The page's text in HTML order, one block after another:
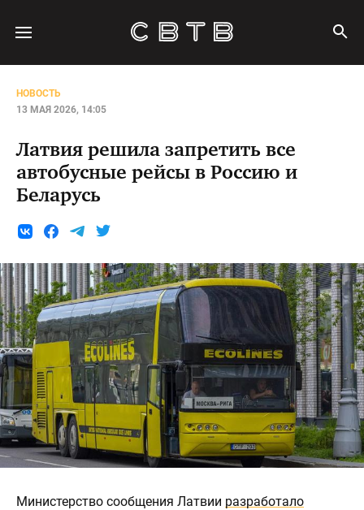
НОВОСТЬ
13 МАЯ 2026, 14:05
Латвия решила запретить все
автобусные рейсы в Россию и
Беларусь
Министерство сообщения Латвии разработало